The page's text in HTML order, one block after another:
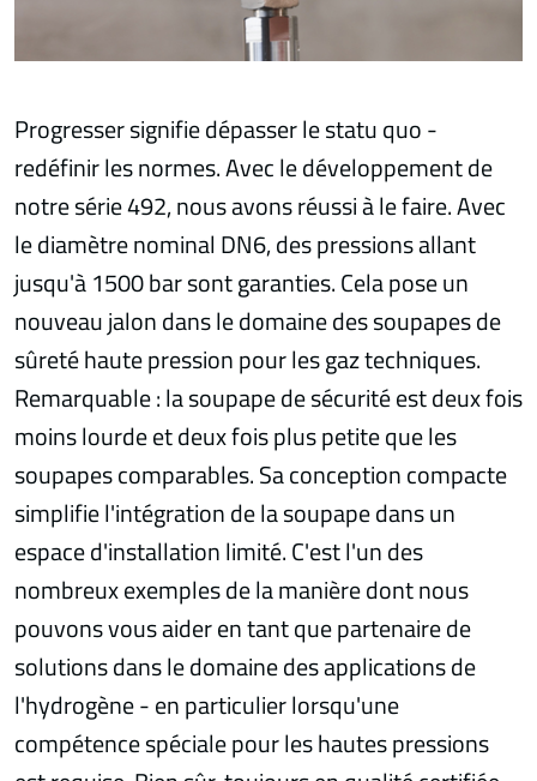
Progresser signifie dépasser le statu quo -
redéfinir les normes. Avec le développement de
notre série 492, nous avons réussi à le faire. Avec
le diamètre nominal DN6, des pressions allant
jusqu'à 1500 bar sont garanties. Cela pose un
nouveau jalon dans le domaine des soupapes de
sûreté haute pression pour les gaz techniques.
Remarquable : la soupape de sécurité est deux fois
moins lourde et deux fois plus petite que les
soupapes comparables. Sa conception compacte
simplifie l'intégration de la soupape dans un
espace d'installation limité. C'est l'un des
nombreux exemples de la manière dont nous
pouvons vous aider en tant que partenaire de
solutions dans le domaine des applications de
l'hydrogène - en particulier lorsqu'une
compétence spéciale pour les hautes pressions